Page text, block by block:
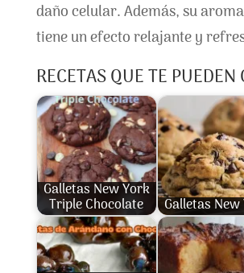
daño celular. Además, su
tiene un efecto relajante y
RECETAS QUE TE PUEDEN
Galletas New York
Triple Chocolate Galletas